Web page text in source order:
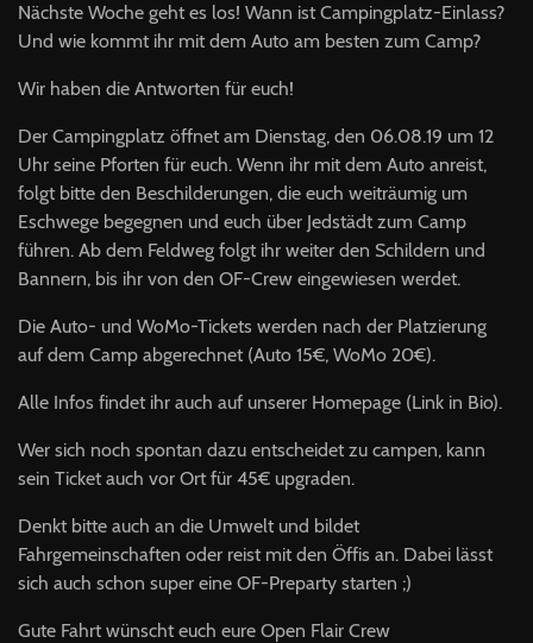
Nächste Woche geht es los! Wann ist Campingplatz-Einlass?
Und wie kommt ihr mit dem Auto am besten zum Camp?
Wir haben die Antworten für euch!
Der Campingplatz öffnet am Dienstag, den 06.08.19 um 12
Uhr seine Pforten für euch. Wenn ihr mit dem Auto anreist,
folgt bitte den Beschilderungen, die euch weiträumig um
Eschwege begegnen und euch über Jedstädt zum Camp
führen. Ab dem Feldweg folgt ihr weiter den Schildern und
Bannern, bis ihr von den OF-Crew eingewiesen werdet.
Die Auto- und WoMo-Tickets werden nach der Platzierung
auf dem Camp abgerechnet (Auto 15€, WoMo 20€).
Alle Infos findet ihr auch auf unserer Homepage (Link in Bio).
Wer sich noch spontan dazu entscheidet zu campen, kann
sein Ticket auch vor Ort für 45€ upgraden.
Denkt bitte auch an die Umwelt und bildet
Fahrgemeinschaften oder reist mit den Öffis an. Dabei lässt
sich auch schon super eine OF-Preparty starten ;)
Gute Fahrt wünscht euch eure Open Flair Crew